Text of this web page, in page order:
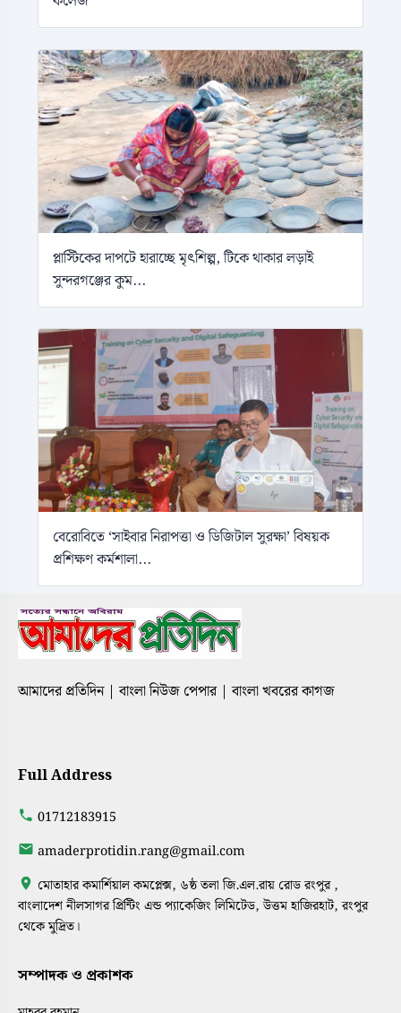
প্লাস্টিকের দাপটে হারাচ্ছে মৃৎশিল্প, টিকে থাকার লড়াই
সুন্দরগঞ্জের কুম...
বেরোবিতে ‘সাইবার নিরাপত্তা ও ডিজিটাল সুরক্ষা’ বিষয়ক
প্রশিক্ষণ কর্মশালা...
আমাদের প্রতিদিন | বাংলা নিউজ পেপার | বাংলা খবরের কাগজ
Full Address
01712183915
amaderprotidin.rang@gmail.com
মোতাহার কমার্শিয়াল কমপ্লেক্স, ৬ষ্ঠ তলা জি.এল.রায় রোড রংপুর ,
বাংলাদেশ নীলসাগর প্রিন্টিং এন্ড প্যাকেজিং লিমিটেড, উত্তম হাজিরহাট, রংপুর
থেকে মুদ্রিত।
সম্পাদক ও প্রকাশক